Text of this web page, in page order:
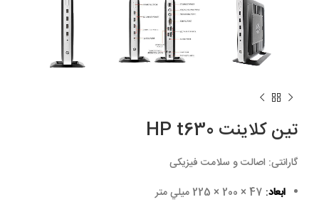
تین کلاینت HP t630
گارانتی: اصالت و سلامت فیزیکی
ابعاد: